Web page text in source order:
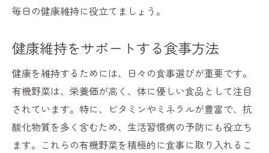
毎日の健康維持に役立てましょう。
健康維持をサポートする食事方法
健康を維持するためには、日々の食事選びが重要です。
有機野菜は、栄養価が高く、体に優しい食品として注目
されています。特に、ビタミンやミネラルが豊富で、抗
酸化物質を多く含むため、生活習慣病の予防にも役立ち
ます。これらの有機野菜を積極的に食事に取り入れるこ